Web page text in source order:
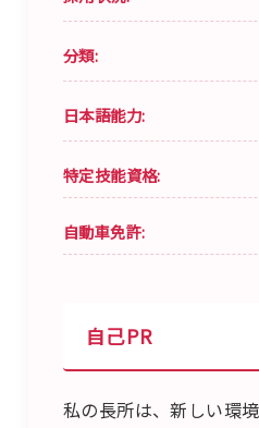
分類:
日本語能力:
特定技能資格:
自動車免許:
自己PR
私の長所は、新しい環